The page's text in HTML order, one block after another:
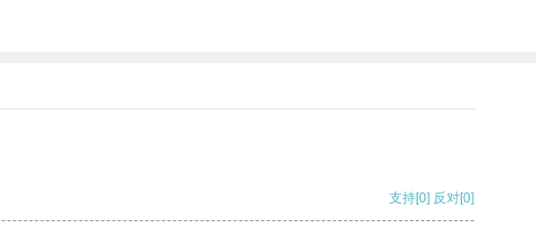
支持[0] 反对[0]